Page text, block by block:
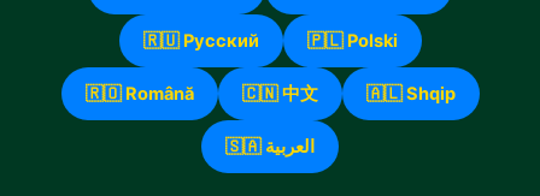
🇷🇺 Русский 🇵🇱 Polski
🇷🇴 Română 🇨🇳 中文 🇦🇱 Shqip
🇸🇦 العربية